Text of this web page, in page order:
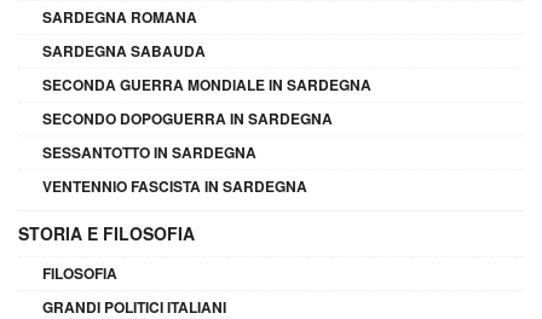
SARDEGNA ROMANA
SARDEGNA SABAUDA
SECONDA GUERRA MONDIALE IN SARDEGNA
SECONDO DOPOGUERRA IN SARDEGNA
SESSANTOTTO IN SARDEGNA
VENTENNIO FASCISTA IN SARDEGNA
STORIA E FILOSOFIA
FILOSOFIA
GRANDI POLITICI ITALIANI